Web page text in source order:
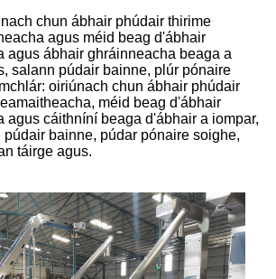
chun ábhair phúdair thirime
agus méid beag d'ábhair
agus ábhair ghráinneacha beaga a
salann púdair bainne, plúr pónaire
oiriúnach chun ábhair phúdair
méid beag d'ábhair
agus cáithníní beaga d'ábhair a iompar,
bainne, púdar pónaire soighe,
táirge agus.